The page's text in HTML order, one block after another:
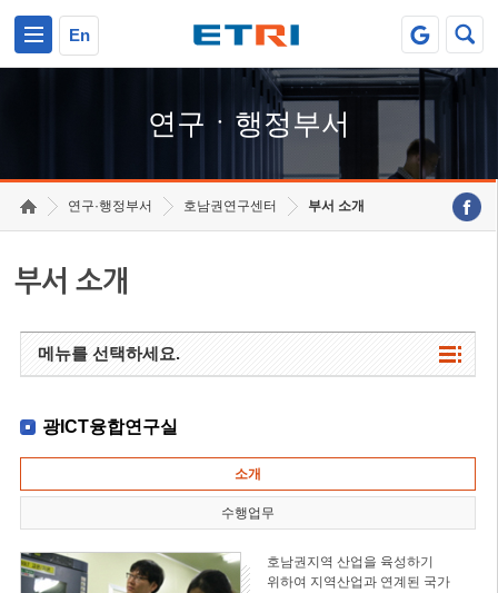
En
연구ㆍ행정부서
연구·행정부서 호남권연구센터 부서 소개
부서 소개
메뉴를 선택하세요.
광ICT융합연구실
소개
수행업무
호남권지역 산업을 육성하기
위하여 지역산업과 연계된 국가